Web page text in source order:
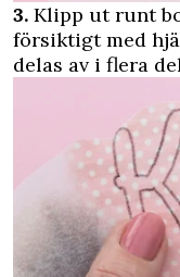
3. Klipp ut runt
försiktigt med
delas av i flera